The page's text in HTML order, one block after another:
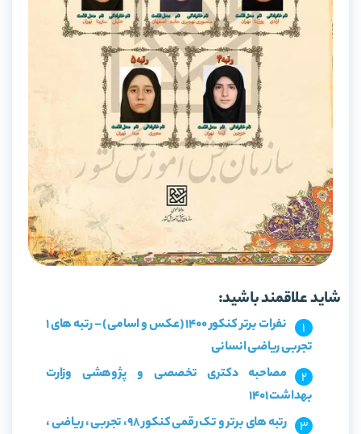
شاید علاقمند باشید:
نفرات برتر کنکور 1400 (عکس و اسامی) – رتبه های 1
تجربی ریاضی انسانی
مصاحبه دکتری تخصصی و پژوهشی وزارت
بهداشت 1401
رتبه های برتر و تک رقمی کنکور 98، تجربی ، ریاضی ،